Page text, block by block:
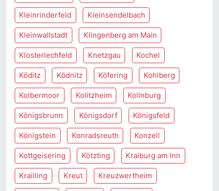
Kleinrinderfeld Kleinsendelbach
Kleinwallstadt Klingenberg am Main
Klosterlechfeld Knetzgau Kochel
Köditz Ködnitz Köfering Kohlberg
Kolbermoor Kolitzheim Kollnburg
Königsbrunn Königsdorf Königsfeld
Königstein Konradsreuth Konzell
Kottgeisering Kötzting Kraiburg am Inn
Krailling Kreut Kreuzwertheim